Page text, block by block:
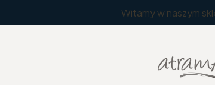
Witamy w naszym